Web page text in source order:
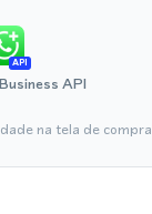
API
API
na tela de